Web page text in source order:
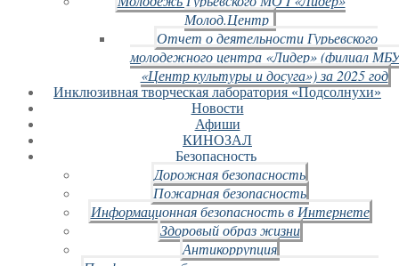
Молод.Центр
Отчет о деятельности Гурьевского
молодежного центра «Лидер» (филиал
«Центр культуры и досуга») за 2025 год
Инклюзивная творческая лаборатория «Подсолнухи»
Новости
Афиши
КИНОЗАЛ
Безопасность
Дорожная безопасность
Пожарная безопасность
Информационная безопасность в Интернете
Здоровый образ жизни
Антикоррупция